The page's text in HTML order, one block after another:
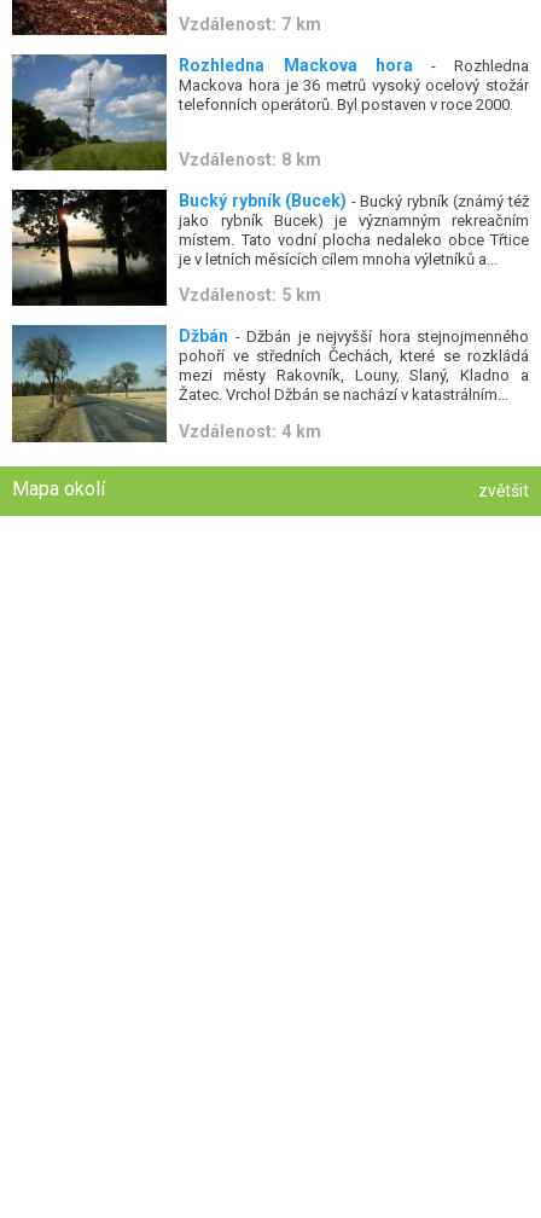
Vzdálenost: 7 km
Rozhledna Mackova hora - Rozhledna
Mackova hora je 36 metrů vysoký ocelový stožár
telefonních operátorů. Byl postaven v roce 2000.
Vzdálenost: 8 km
Bucký rybník (Bucek) - Bucký rybník (známý též
jako rybník Bucek) je významným rekreačním
místem. Tato vodní plocha nedaleko obce Třtice
je v letních měsících cílem mnoha výletníků a...
Vzdálenost: 5 km
Džbán - Džbán je nejvyšší hora stejnojmenného
pohoří ve středních Čechách, které se rozkládá
mezi městy Rakovník, Louny, Slaný, Kladno a
Žatec. Vrchol Džbán se nachází v katastrálním...
Vzdálenost: 4 km
Mapa okolí zvětšit